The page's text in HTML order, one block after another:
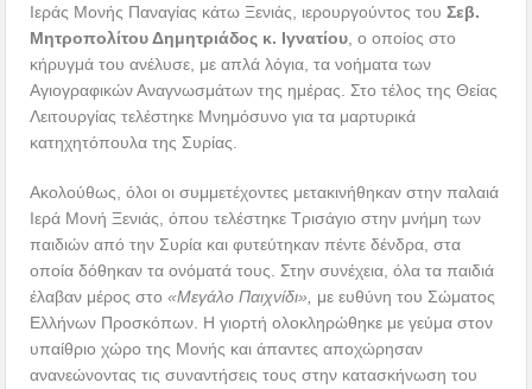
Ιεράς Μονής Παναγίας κάτω Ξενιάς, ιερουργούντος τουΣεβ.
Μητροπολίτου Δημητριάδος κ. Ιγνατίου , ο οποίος στο
κήρυγμά του ανέλυσε, με απλά λόγια, τα νοήματα των
Αγιογραφικών Αναγνωσμάτων της ημέρας. Στο τέλος της Θείας
Λειτουργίας τελέστηκε Μνημόσυνο για τα μαρτυρικά
κατηχητόπουλα της Συρίας.
Ακολούθως, όλοι οι συμμετέχοντες μετακινήθηκαν στην παλαιά
Ιερά Μονή Ξενιάς, όπου τελέστηκε Τρισάγιο στην μνήμη των
παιδιών από την Συρία και φυτεύτηκαν πέντε δένδρα, στα
οποία δόθηκαν τα ονόματά τους. Στην συνέχεια, όλα τα παιδιά
έλαβαν μέρος στο«Μεγάλο Παιχνίδι»,
με ευθύνη του Σώματος
Ελλήνων Προσκόπων. Η γιορτή ολοκληρώθηκε με γεύμα στον
υπαίθριο χώρο της Μονής και άπαντες αποχώρησαν
ανανεώνοντας τις συναντήσεις τους στην κατασκήνωση του